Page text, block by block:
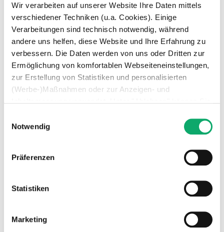
Wir verarbeiten auf unserer Website Ihre Daten mittels
verschiedener Techniken (u.a. Cookies). Einige
Verarbeitungen sind technisch notwendig, während
andere uns helfen, diese Website und Ihre Erfahrung zu
verbessern. Die Daten werden von uns oder Dritten zur
Ermöglichung von komfortablen Webseiteneinstellungen,
zur Erstellung von Statistiken und personalisierten
(Werbe-)Maßnahmen oder zur Anzeigen- und
zulassen. Unter “Auswahl erlauben” können Sie einzelne
Verwendungszwecke zulassen. Sie können Ihre Auswahl
jederzeit in den Einstellungen widerrufen oder anpassen.
Weitere Informationen über die Verarbeitung Ihrer Daten
Notwendig
Präferenzen
Statistiken
Marketing
Simple, Digital & Efficient
Consultation via video call, perfectly
tailored onboarding, all documents
handled digitally – fast, easy, and
scalable.
commerce can be – and how to
“It’s simply reassuring to have the entire VAT topic